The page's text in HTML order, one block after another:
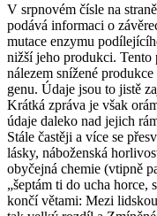
V srpnovém čísle na
podává informaci o
mutace enzymu
nižší jeho produkci. Tento
nálezem snížené
genu. Údaje jsou to jistě
Krátká zpráva je však
údaje daleko nad jejich
Stále častěji a více se
lásky, náboženská
obyčejná chemie (vtipně
„šeptám ti do ucha
končí větami: Mezi